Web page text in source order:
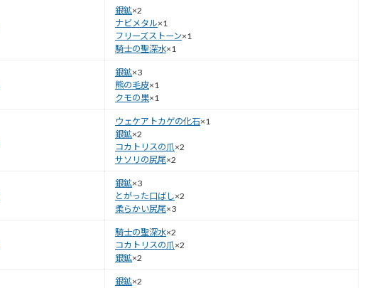
銀鉱×2
ナビメタル×1
フリーズストーン×1
騎士の聖深水×1
銀鉱×3
熊の毛皮×1
クモの巣×1
ウェケアトカゲの化石×1
銀鉱×2
コカトリスの爪×2
サソリの尻尾×2
銀鉱×3
とがった口ばし×2
柔らかい尻尾×3
騎士の聖深水×2
コカトリスの爪×2
銀鉱×2
銀鉱×2